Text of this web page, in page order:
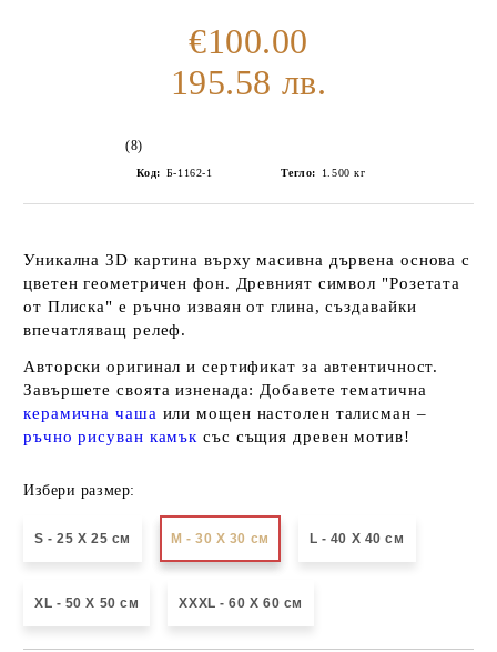
€100.00
195.58 лв.
(8)
Код: Б-1162-1 Тегло: 1.500 кг
Уникална 3D картина върху масивна дървена основа с
цветен геометричен фон. Древният символ "Розетата
от Плиска" е ръчно изваян отглина, създавайки
впечатляващ релеф.
Авторски оригинал и сертификат за автентичност.
Завършете своята изненада: Добавете тематична
керамична чаша или мощен настолен талисман –
ръчнорисуван камък със същия древен мотив!
Избери размер:
S - 25 X 25 см М - 30 Х 30 см L - 40 X 40 см
XL - 50 X 50 см XXXL - 60 X 60 см